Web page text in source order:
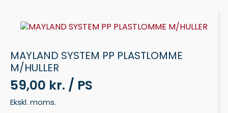
MAYLAND SYSTEM PP PLASTLOMME
M/HULLER
59,00 kr. / PS
Ekskl. moms.